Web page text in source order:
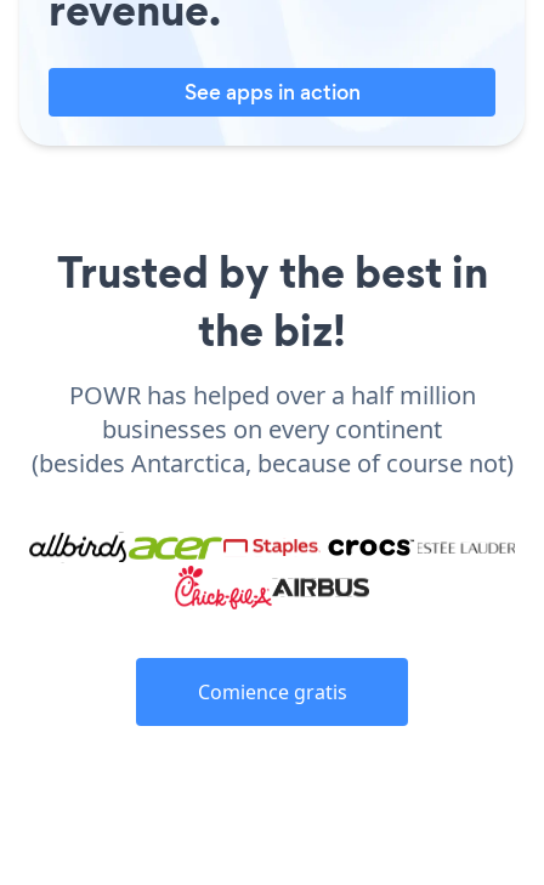
See apps in action
Trusted by the best in
the biz!
POWR has helped over a half million
businesses on every continent
(besides Antarctica, because of course not)
Comience gratis